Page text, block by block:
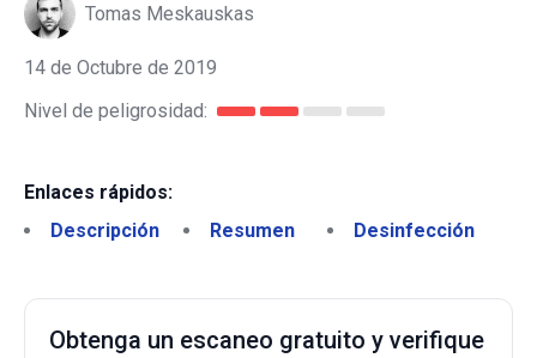
Tomas Meskauskas
14 de Octubre de 2019
Nivel de peligrosidad:
Enlaces rápidos:
Descripción
Resumen Desinfección
Obtenga un escaneo gratuito y verifique